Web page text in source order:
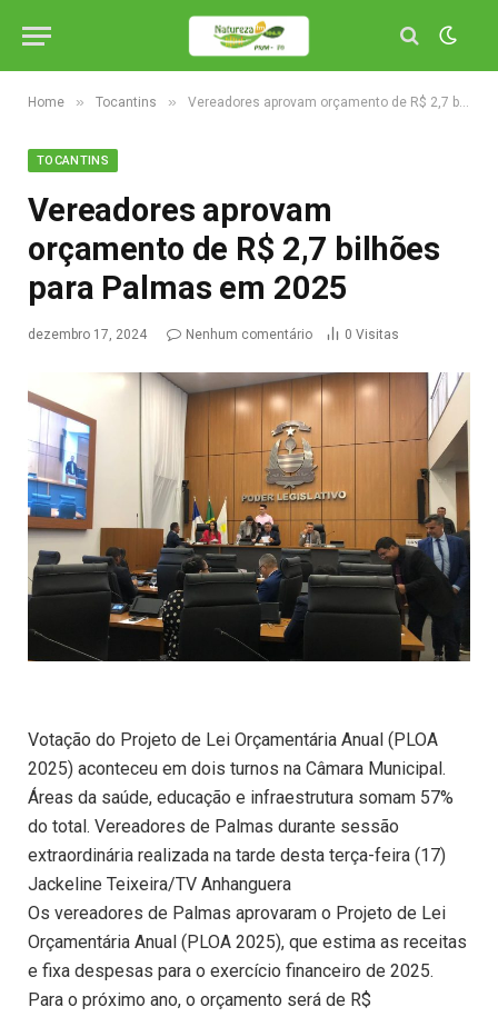
Home » Tocantins » Vereadores aprovam orçamento de R$ 2,7 bilhões para Palmas em 2025
TOCANTINS
Vereadores aprovam
orçamento de R$ 2,7 bilhões
para Palmas em 2025
dezembro 17, 2024 Nenhum comentário 0 Visitas
Votação do Projeto de Lei Orçamentária Anual (PLOA
2025) aconteceu em dois turnos na Câmara Municipal.
Áreas da saúde, educação e infraestrutura somam 57%
do total. Vereadores de Palmas durante sessão
extraordinária realizada na tarde desta terça-feira (17)
Jackeline Teixeira/TV Anhanguera
Os vereadores de Palmas aprovaram o Projeto de Lei
Orçamentária Anual (PLOA 2025), que estima as receitas
e fixa despesas para o exercício financeiro de 2025.
Para o próximo ano, o orçamento será de R$